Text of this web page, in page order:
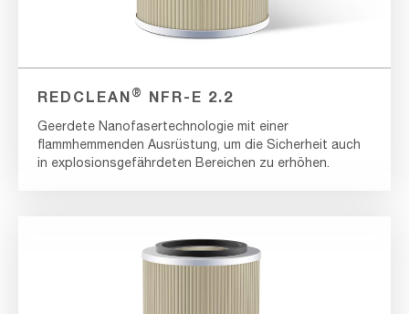
REDCLEAN ® NFR-E 2.2
Geerdete Nanofasertechnologie mit einer
flammhemmenden Ausrüstung, um die Sicherheit auch
in explosionsgefährdeten Bereichen zu erhöhen.